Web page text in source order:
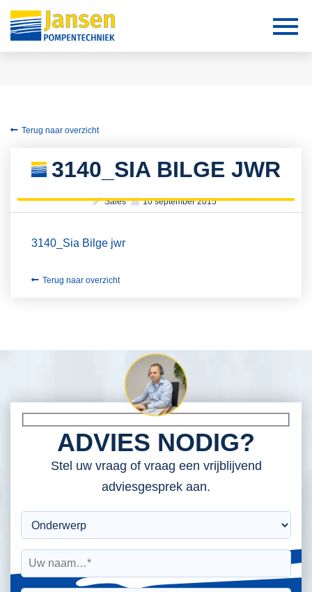
Terug naar overzicht
3140_SIA BILGE JWR
Sales 10 september 2015
3140_Sia Bilge jwr
Terug naar overzicht
ADVIES NODIG?
Stel uw vraag of vraag een vrijblijvend
adviesgesprek aan.